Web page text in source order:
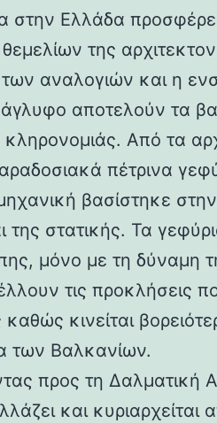
στην Ελλάδα
της
αναλογιών και η
αποτελούν τα
κληρονομιάς. Από τα
πέτρινα
βασίστηκε
της στατικής. Τα
μόνο με τη δύναμη
τις προκλήσεις
καθώς κινείται
των Βαλκανίων.
προς τη Δαλματική
και